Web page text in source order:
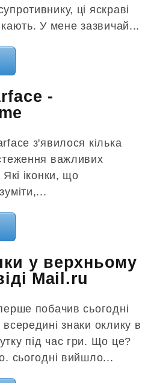
ці яскраві
У мене зазвичай...
-
з'явилося кілька
важливих
Які іконки, що
у верхньому
Mail.ru
побачив сьогодні
знаки оклику в
під час гри. Що це?
сьогодні вийшло...